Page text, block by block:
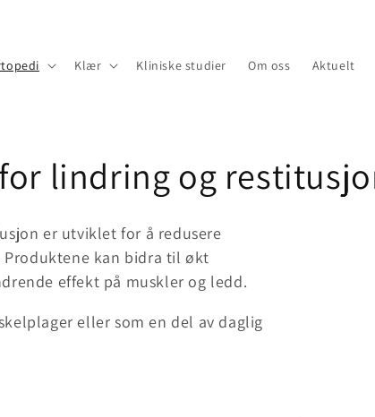
Klær Kliniske studier Om oss Aktuelt
lindring og
er utviklet for å redusere
Produktene kan bidra til økt
effekt på muskler og ledd.
eller som en del av daglig